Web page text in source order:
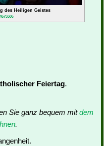
des Heiligen Geistes
Feiertag.
Sie ganz bequem mitdem
.